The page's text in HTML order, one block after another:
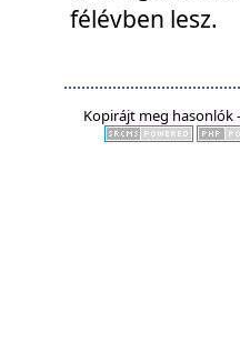
félévben lesz.
Kopirájt meg hasonlók